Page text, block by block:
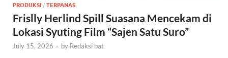
PRODUKSI / TERPANAS
Frislly Herlind Spill Suasana Mencekam di
Lokasi Syuting Film “Sajen Satu Suro”
July 15, 2026 - by Redaksi bat